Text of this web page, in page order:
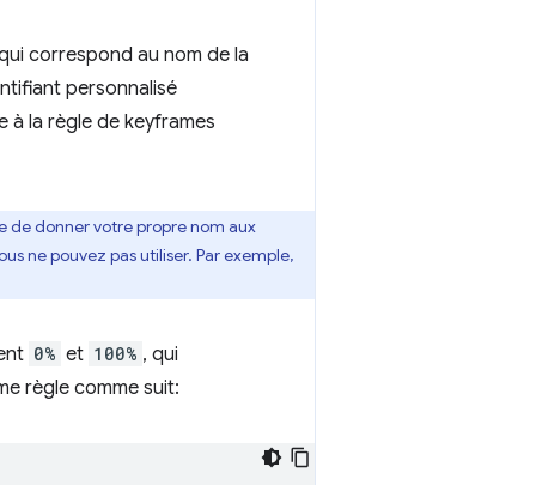
correspond au nom de la
personnalisé
à la règle de keyframes
de donner votre propre nom aux
ne pouvez pas utiliser. Par exemple,
0% et 100% , qui
règle comme suit: